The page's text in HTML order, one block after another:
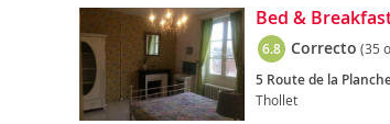
Bed &
6.8 Correcto (35
5 Route de la
Thollet